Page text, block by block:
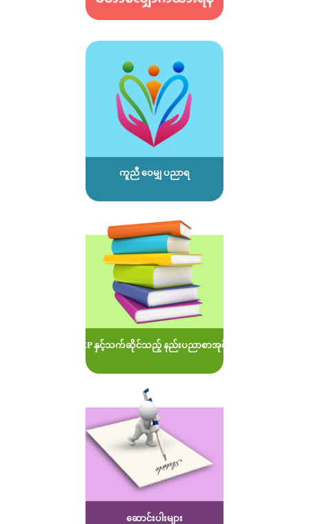
ကူညီ ဝေမျှ ပညာရ
MOEP နှင့်သက်ဆိုင်သည့် နည်းပညာစာအုပ်များ
ဆောင်းပါးများ